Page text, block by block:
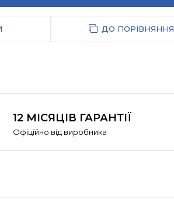
ДО ПОРІВНЯННЯ
12 МІСЯЦІВ ГАРАНТІЇ
Офіційно від виробника